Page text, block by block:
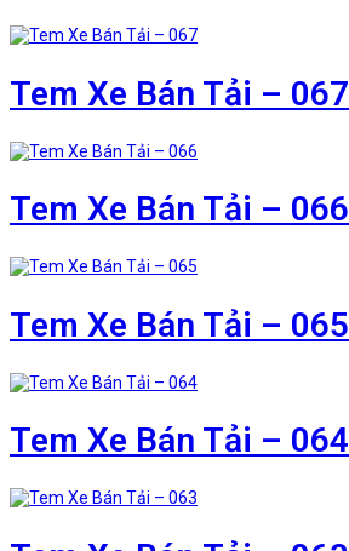
Tem Xe Bán Tải – 067
Tem Xe Bán Tải – 066
Tem Xe Bán Tải – 065
Tem Xe Bán Tải – 064